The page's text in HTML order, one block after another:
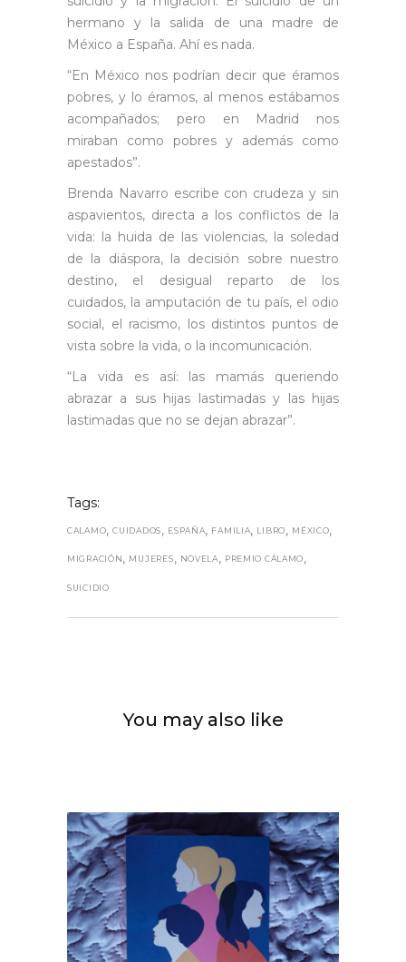
hermano y la salida de una madre de
México a España. Ahí es nada.
“En México nos podrían decir que éramos
pobres, y lo éramos, al menos estábamos
acompañados; pero en Madrid nos
miraban como pobres y además como
apestados”.
Brenda Navarro escribe con crudeza y sin
aspavientos, directa a los conflictos de la
vida: la huida de las violencias, la soledad
de la diáspora, la decisión sobre nuestro
destino, el desigual reparto de los
cuidados, la amputación de tu país, el odio
social, el racismo, los distintos puntos de
vista sobre la vida, o la incomunicación.
“La vida es así: las mamás queriendo
abrazar a sus hijas lastimadas y las hijas
lastimadas que no se dejan abrazar”.
Tags:
CALAMO,CUIDADOS, ESPAÑA, FAMILIA, LIBRO, MÉXICO,
MIGRACIÓN, MUJERES, NOVELA, PREMIO CÁLAMO,
SUICIDIO
You may also like